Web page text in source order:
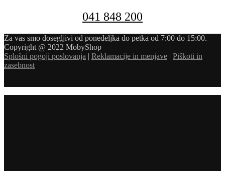
041 848 200
Za vas smo dosegljivi od ponedeljka do petka od 7:00 do 15:00.
Copyright @ 2022 MobyShop
Splošni pogoji poslovanja | Reklamacije in menjave | Piškoti in
zasebnost